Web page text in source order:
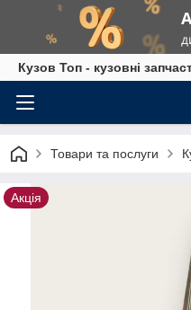
Кузов Топ - кузовні
Товари та послуги
Акція